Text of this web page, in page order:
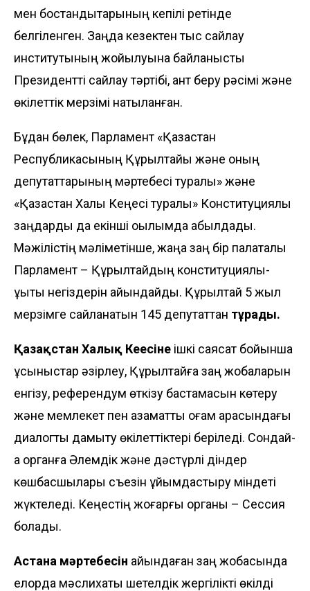
мен бостандықтарының кепілі ретінде
белгіленген. Заңда кезектен тыс сайлау
институтының жойылуына байланысты
Президентті сайлау тәртібі, ант беру рәсімі және
өкілеттік мерзімі нақтыланған.
Бұдан бөлек, Парламент «Қазақстан
Республикасының Құрылтайы және оның
депутаттарының мәртебесі туралы» және
«Қазақстан Халық Кеңесі туралы» Конституциялық
заңдарды да екінші оқылымда қабылдады.
Мәжілістің мәліметінше, жаңа заң бір палаталы
Парламент – Құрылтайдың конституциялық-
құқықтық негіздерін айқындайды. Құрылтай 5 жыл
мерзімге сайланатын 145 депутаттан тұрады.
Қазақстан Халық Кеңесіне ішкі саясат бойынша
ұсыныстар әзірлеу, Құрылтайға заң жобаларын
енгізу, референдум өткізу бастамасын көтеру
және мемлекет пен азаматтық қоғам арасындағы
диалогты дамыту өкілеттіктері беріледі. Сондай-
ақ органға Әлемдік және дәстүрлі діндер
көшбасшылары съезін ұйымдастыру міндеті
жүктеледі. Кеңестің жоғарғы органы – Сессия
болады.
Астана мәртебесін айқындаған заң жобасында
елорда мәслихаты шетелдік жергілікті өкілді